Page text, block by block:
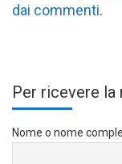
dai commenti.
Per ricevere
Nome o nome